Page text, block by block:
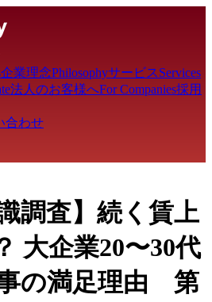
企業理念PhilosophyサービスServices
法人のお客様へFor Companies採用
合わせ
調査】続く賃上
大企業20〜30代
の満足理由 第